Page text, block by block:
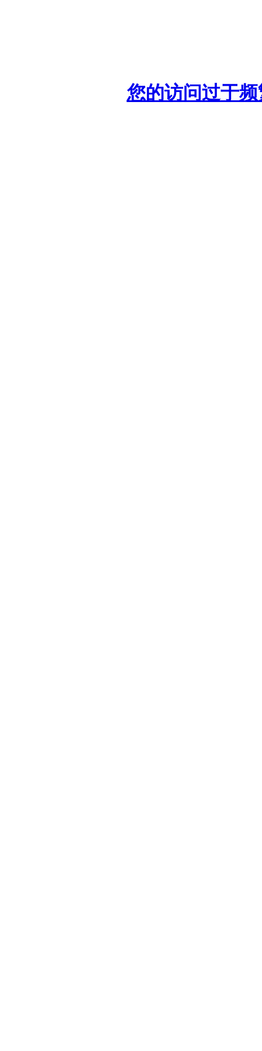
您的访问过于